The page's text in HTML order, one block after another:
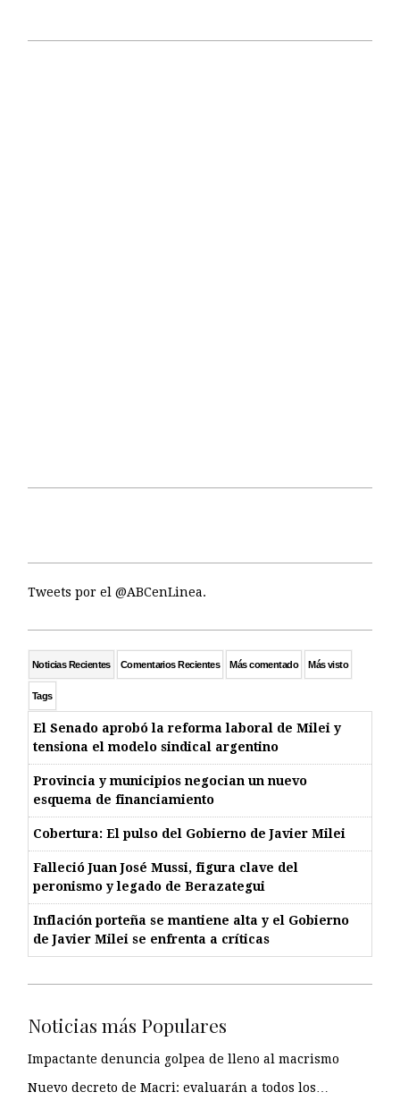
Tweets por el @ABCenLinea.
Noticias Recientes Comentarios Recientes Más comentado Más visto
Tags
El Senado aprobó la reforma laboral de Milei y
tensiona el modelo sindical argentino
Provincia y municipios negocian un nuevo
esquema de financiamiento
Cobertura: El pulso del Gobierno de Javier Milei
Falleció Juan José Mussi, figura clave del
peronismo y legado de Berazategui
Inflación porteña se mantiene alta y el Gobierno
de Javier Milei se enfrenta a críticas
Noticias más Populares
Impactante denuncia golpea de lleno al macrismo
Nuevo decreto de Macri: evaluarán a todos los…